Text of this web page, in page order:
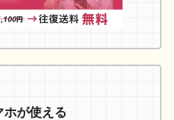
ホが使える